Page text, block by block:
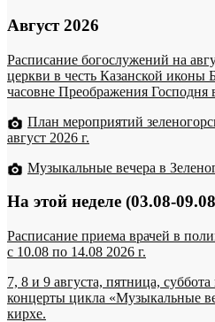
Август 2026
Расписание богослужений на
церкви в честь Казанской иконы
часовне Преображения Господня
План мероприятий
август 2026 г.
Музыкальные вечера в
На этой неделе (03.08-
Расписание приема врачей в
c 10.08 по 14.08 2026 г.
7, 8 и 9 августа, пятница,
концерты цикла «Музыкальные
кирхе.